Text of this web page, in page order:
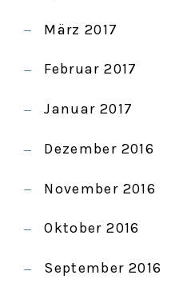
März 2017
Februar 2017
Januar 2017
Dezember 2016
November 2016
Oktober 2016
September 2016